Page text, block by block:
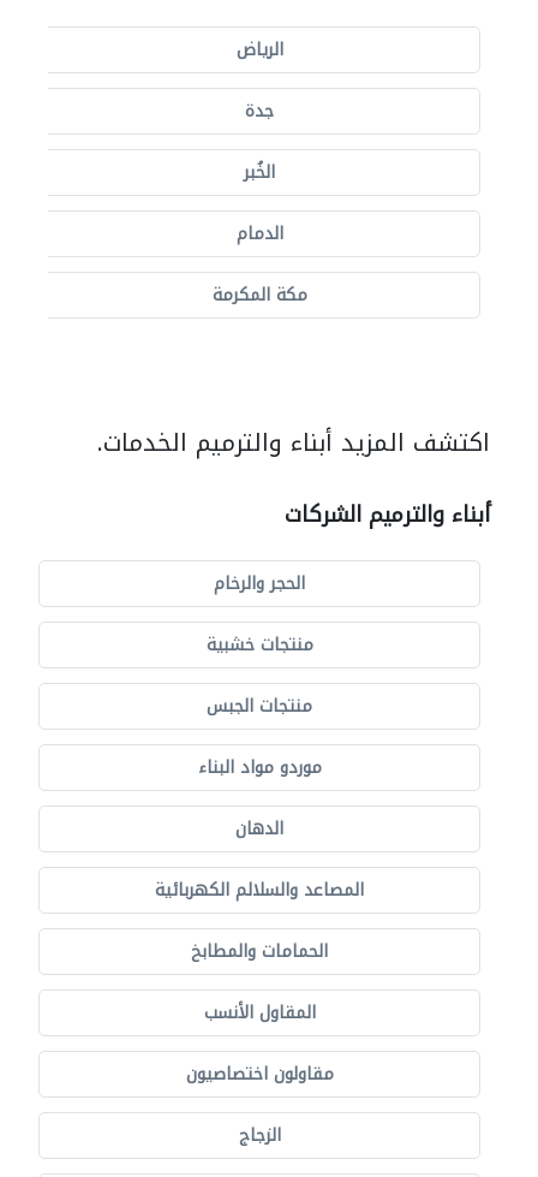
الرياض
جدة
الخُبر
الدمام
مكة المكرمة
اكتشف المزيد أبناء والترميم الخدمات.
أبناء والترميم الشركات
الحجر والرخام
منتجات خشبية
منتجات الجبس
موردو مواد البناء
الدهان
المصاعد والسلالم الكهربائية
الحمامات والمطابخ
المقاول الأنسب
مقاولون اختصاصيون
الزجاج